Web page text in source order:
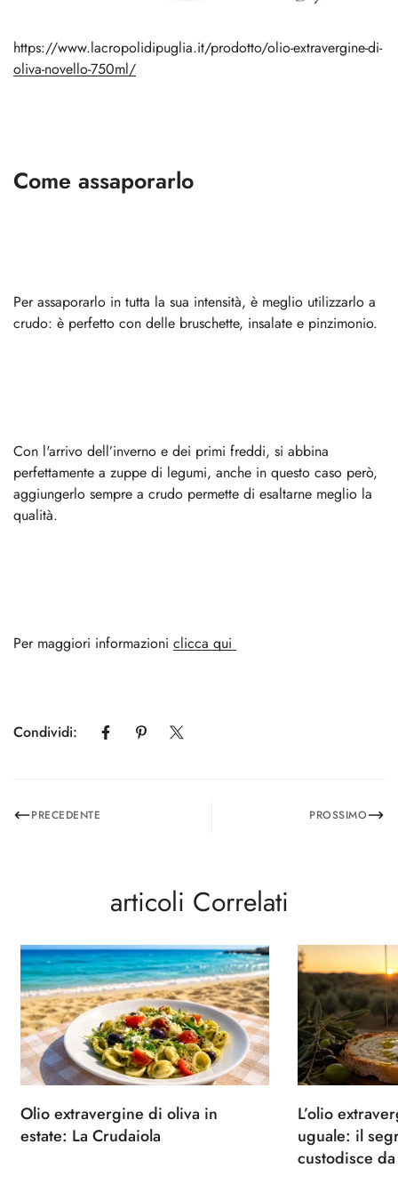
https://www.lacropolidipuglia.it/prodotto/olio-extravergine-di-
oliva-novello-750ml/
Come assaporarlo
Per assaporarlo in tutta la sua intensità, è meglio utilizzarlo a
crudo: è perfetto con delle bruschette, insalate e pinzimonio.
Con l'arrivo dell’inverno e dei primi freddi, si abbina
perfettamente a zuppe di legumi, anche in questo caso però,
aggiungerlo sempre a crudo permette di esaltarne meglio la
qualità.
Per maggiori informazioni clicca qui
Condividi:
PRECEDENTE PROSSIMO
articoli Correlati
Olio extravergine di oliva in
estate: La Crudaiola
L’olio
uguale: il
custodisce